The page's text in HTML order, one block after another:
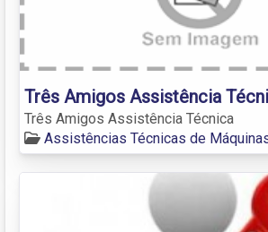
Três Amigos Assistência
Três Amigos Assistência Técnica
Assistências Técnicas de